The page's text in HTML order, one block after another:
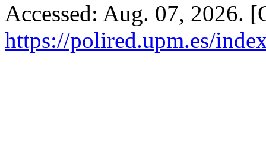
Accessed: Aug. 07, 2026.
https://polired.upm.es/